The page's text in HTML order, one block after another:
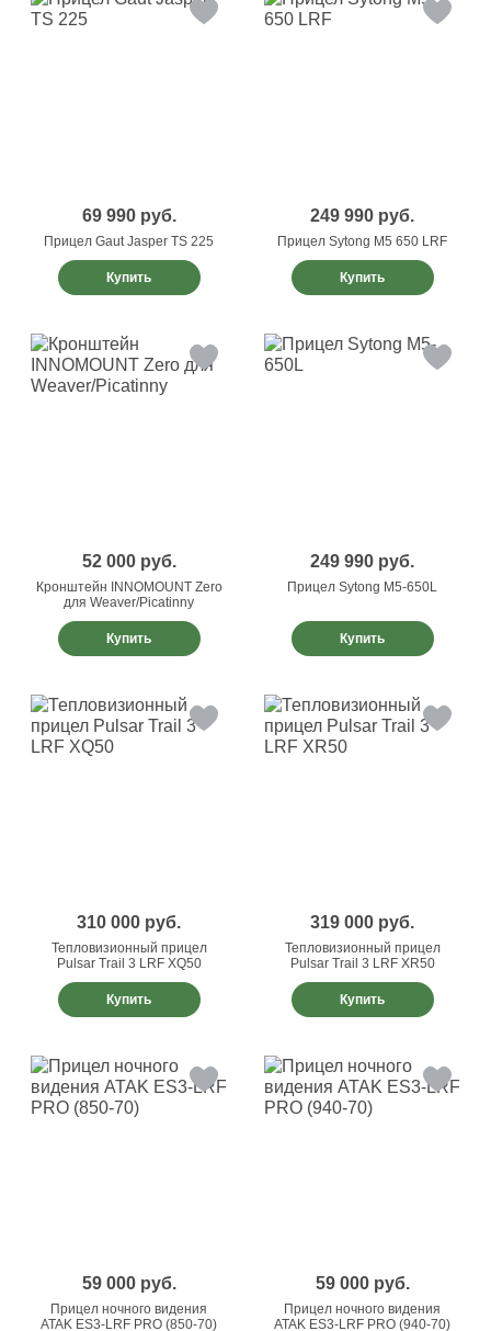
69 990 руб.
Прицел Gaut Jasper TS 225
Купить
249 990 руб.
Прицел Sytong M5 650 LRF
Купить
52 000 руб.
Кронштейн INNOMOUNT Zero
для Weaver/Picatinny
Купить
249 990 руб.
Прицел Sytong M5-650L
Купить
310 000 руб.
Тепловизионный прицел
Pulsar Trail 3 LRF XQ50
Купить
319 000 руб.
Тепловизионный прицел
Pulsar Trail 3 LRF XR50
Купить
59 000 руб.
Прицел ночного видения
ATAK ES3-LRF PRO (850-70)
59 000 руб.
Прицел ночного видения
ATAK ES3-LRF PRO (940-70)